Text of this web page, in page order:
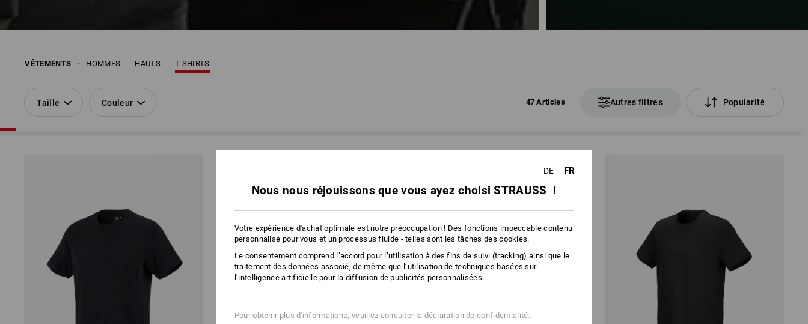
VÊTEMENTS T-SHIRTS
HAUTS
HOMMES
Taille Couleur 47 Articles Autres filtres Popularité
DE FR
Nous nous réjouissons que vous ayez choisi STRAUSS !
Votre expérience d'achat optimale est notre préoccupation ! Des fonctions impeccable contenu
personnalisé pour vous et un processus fluide - telles sont les tâches des cookies.
Le consentement comprend l’accord pour l’utilisation à des fins de suivi (tracking) ainsi que le
traitement des données associé, de même que l’utilisation de techniques basées sur
l’intelligence artificielle pour la diffusion de publicités personnalisées.
Pour obtenir plus d'informations, veuillez consulter la déclaration de confidentialité.